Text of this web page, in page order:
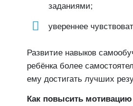
заданиями;
увереннее
Развитие навыков
ребёнка более
ему достигать лучших
Как повысить мотивацию